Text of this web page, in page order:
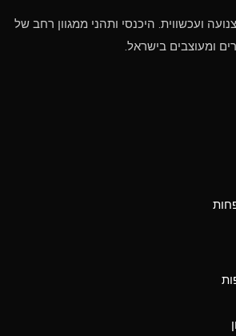
ועכשווית. היכנסי ותהני ממגוון רחב של
ומעוצבים בישראל.